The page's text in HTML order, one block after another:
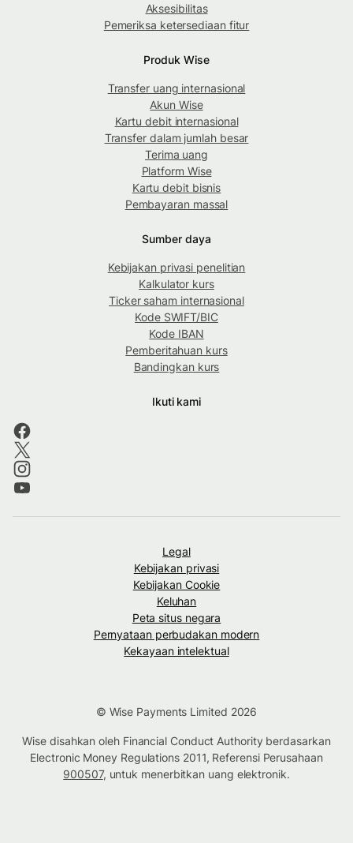
Aksesibilitas
Pemeriksa ketersediaan fitur
Produk Wise
Transfer uang internasional
Akun Wise
Kartu debit internasional
Transfer dalam jumlah besar
Terima uang
Platform Wise
Kartu debit bisnis
Pembayaran massal
Sumber daya
Kebijakan privasi penelitian
Kalkulator kurs
Ticker saham internasional
Kode SWIFT/BIC
Kode IBAN
Pemberitahuan kurs
Bandingkan kurs
Ikuti kami
Legal
Kebijakan privasi
Kebijakan Cookie
Keluhan
Peta situs negara
Pernyataan perbudakan modern
Kekayaan intelektual
© Wise Payments Limited 2026
Wise disahkan oleh Financial Conduct Authority berdasarkan
Electronic Money Regulations 2011, Referensi Perusahaan
900507, untuk menerbitkan uang elektronik.